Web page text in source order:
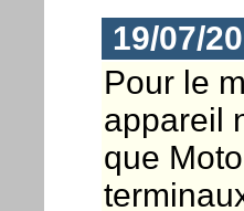
19/07/
Pour le
appareil
que